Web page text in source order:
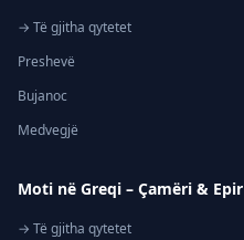
→ Të gjitha qytetet
Preshevë
Bujanoc
Medvegjë
Moti në Greqi – Çamëri & Epir
→ Të gjitha qytetet